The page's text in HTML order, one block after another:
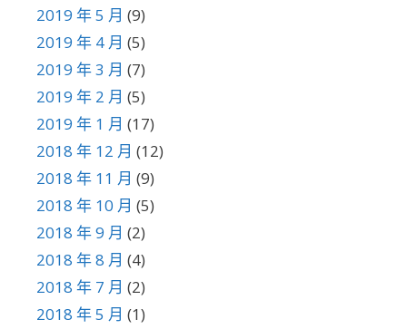
2019 年 5 月 (9)
2019 年 4 月 (5)
2019 年 3 月 (7)
2019 年 2 月 (5)
2019 年 1 月 (17)
2018 年 12 月 (12)
2018 年 11 月 (9)
2018 年 10 月 (5)
2018 年 9 月 (2)
2018 年 8 月 (4)
2018 年 7 月 (2)
2018 年 5 月 (1)